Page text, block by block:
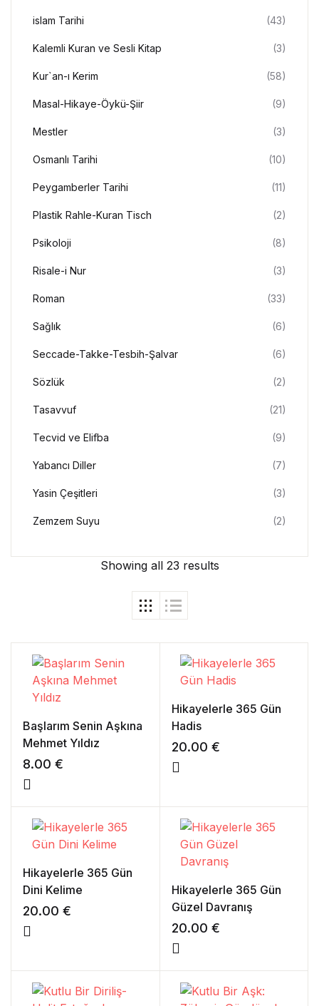
Showing all 23 results
Başlarım Senin Aşkına
Mehmet Yıldız
8.00 €
Hikayelerle 365 Gün
Hadis
20.00 €
Hikayelerle 365 Gün
Dini Kelime
20.00 €
Hikayelerle 365 Gün
Güzel Davranış
20.00 €
islam Tarihi (43)
Kalemli Kuran ve Sesli Kitap (3)
Kur`an-ı Kerim (58)
Masal-Hikaye-Öykü-Şiir (9)
Mestler (3)
Osmanlı Tarihi (10)
Peygamberler Tarihi (11)
Plastik Rahle-Kuran Tisch (2)
Psikoloji (8)
Risale-i Nur (3)
Roman (33)
Sağlık (6)
Seccade-Takke-Tesbih-Şalvar (6)
Sözlük (2)
Tasavvuf (21)
Tecvid ve Elifba (9)
Yabancı Diller (7)
Yasin Çeşitleri (3)
Zemzem Suyu (2)